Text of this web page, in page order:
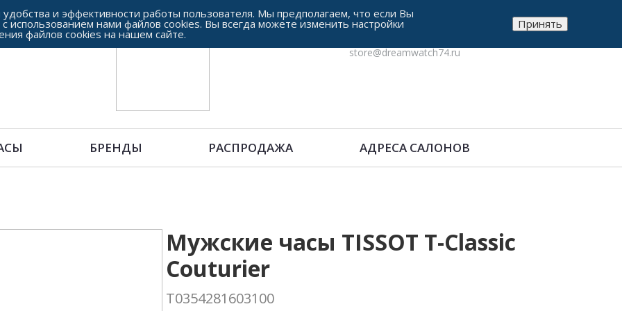
8-912-771-38-05
store@dreamwatch74.ru
БРЕНДЫ РАСПРОДАЖА АДРЕСА САЛОНОВ
Мужские часы TISSOT T-Classic
Couturier
T0354281603100
и эффективности работы пользователя. Мы предполагаем, что если Вы
использованием нами файлов cookies. Вы всегда можете изменить настройки
файлов cookies на нашем сайте.
Принять